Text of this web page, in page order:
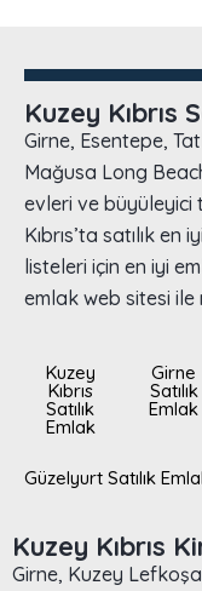
Kuzey Kıbrıs
Girne, Esentepe,
Mağusa Long
evleri ve büyüleyici
Kıbrıs’ta satılık
listeleri için en iyi
emlak web sitesi ile
Kuzey
Kıbrıs
Satılık
Emlak
Girne
Satılık
Emlak
Güzelyurt Satılık
Kuzey Kıbrıs
Girne, Kuzey